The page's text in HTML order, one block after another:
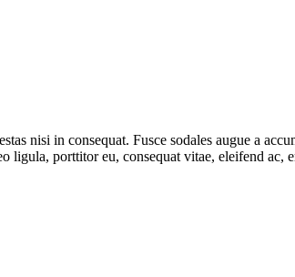
nisi in consequat. Fusce sodales augue a
ligula, porttitor eu, consequat vitae, eleifend